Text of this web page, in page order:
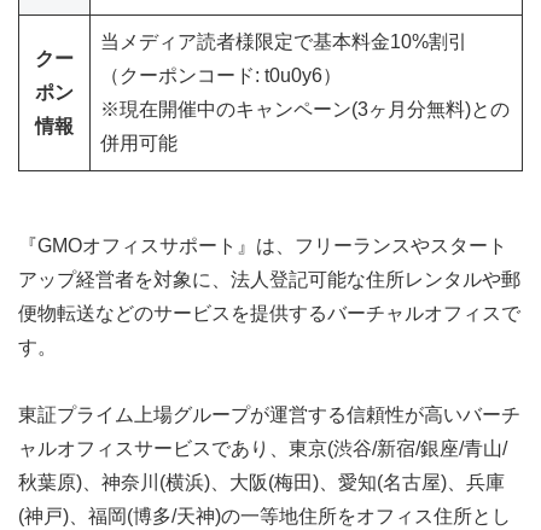
クー
ポン
情報
当メディア読者様限定で基本料金10%割引
（クーポンコード: t0u0y6）
※現在開催中のキャンペーン(3ヶ月分無料)との
併用可能
『GMOオフィスサポート』は、フリーランスやスタート
アップ経営者を対象に、法人登記可能な住所レンタルや郵
便物転送などのサービスを提供するバーチャルオフィスで
す。
東証プライム上場グループが運営する信頼性が高いバーチ
ャルオフィスサービスであり、東京(渋谷/新宿/銀座/青山/
秋葉原)、神奈川(横浜)、大阪(梅田)、愛知(名古屋)、兵庫
(神戸)、福岡(博多/天神)の一等地住所をオフィス住所とし